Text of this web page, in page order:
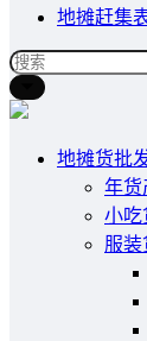
地摊赶集
地摊货批
年货
小吃
服装